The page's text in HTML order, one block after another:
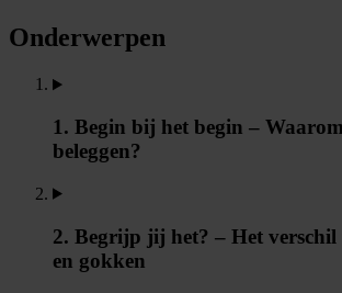
Onderwerpen
1. Begin bij het begin –
beleggen?
2. Begrijp jij het? – Het verschil
en gokken